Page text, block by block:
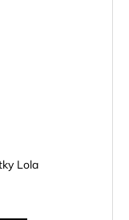
Lola